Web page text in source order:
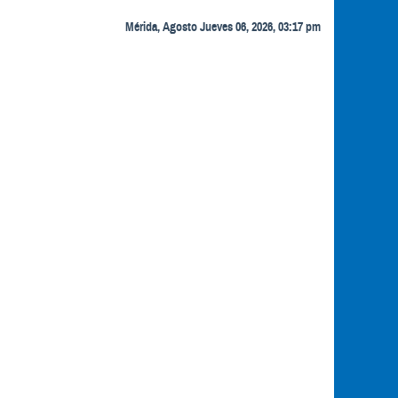
Mérida, Agosto Jueves 06, 2026, 03:17 pm